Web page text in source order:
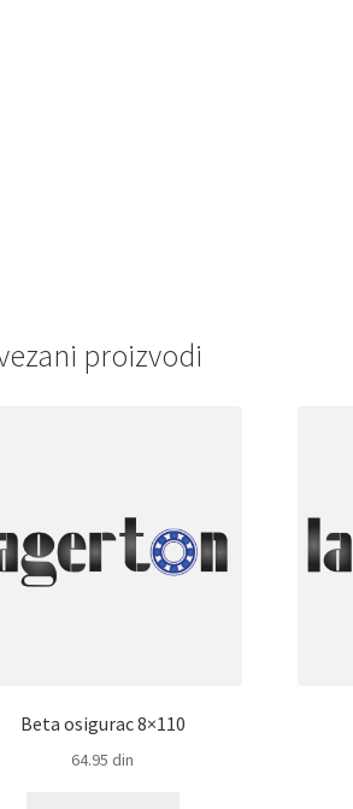
proizvodi
Beta osigurac 8×110
64.95 din